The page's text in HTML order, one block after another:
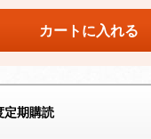
カートに入れる
定期購読